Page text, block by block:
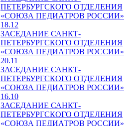
ПЕТЕРБУРГСКОГО ОТДЕЛЕНИЯ
«СОЮЗА ПЕДИАТРОВ РОССИИ»
18.12
ЗАСЕДАНИЕ САНКТ-
ПЕТЕРБУРГСКОГО ОТДЕЛЕНИЯ
«СОЮЗА ПЕДИАТРОВ РОССИИ»
20.11
ЗАСЕДАНИЕ САНКТ-
ПЕТЕРБУРГСКОГО ОТДЕЛЕНИЯ
«СОЮЗА ПЕДИАТРОВ РОССИИ»
16.10
ЗАСЕДАНИЕ САНКТ-
ПЕТЕРБУРГСКОГО ОТДЕЛЕНИЯ
«СОЮЗА ПЕДИАТРОВ РОССИИ»